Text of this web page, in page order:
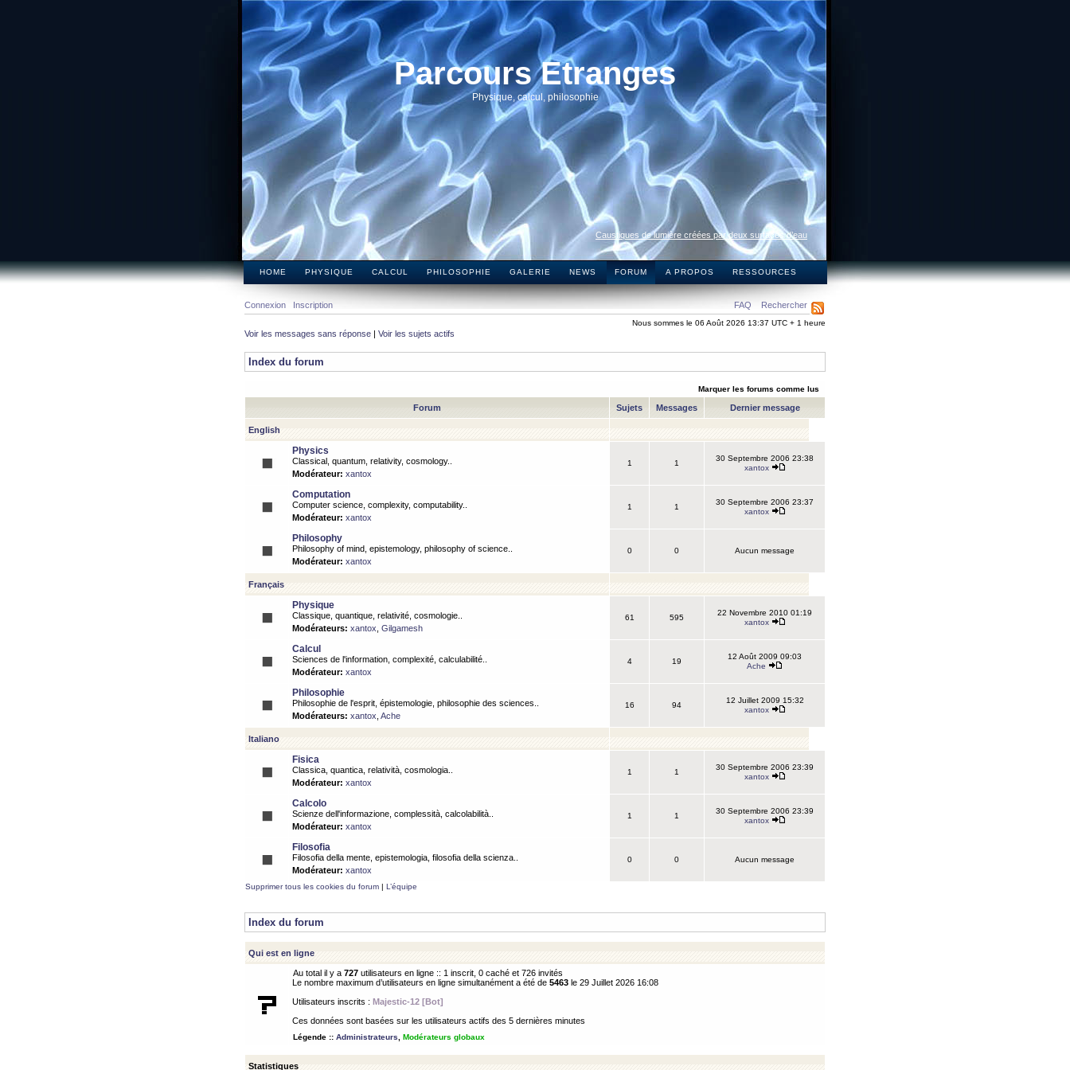
Parcours Etranges
Physique, calcul, philosophie
Caustiques de lumière créées par deux surfaces d’eau
HOME PHYSIQUE CALCUL PHILOSOPHIE GALERIE NEWS FORUM A PROPOS RESSOURCES
FAQ Rechercher
Connexion Inscription
Nous sommes le 06 Août 2026 13:37 UTC + 1 heure
Voir les messages sans réponse | Voir les sujets actifs
Index du forum
Marquer les forums comme lus
Forum Sujets Messages Dernier message
English
Physics
Classical, quantum, relativity, cosmology..
Modérateur: xantox
1 1
30 Septembre 2006 23:38
xantox
Computation
Computer science, complexity, computability..
Modérateur: xantox
1 1
30 Septembre 2006 23:37
xantox
Philosophy
Philosophy of mind, epistemology, philosophy of science..
Modérateur: xantox
0 0 Aucun message
Français
Physique
Classique, quantique, relativité, cosmologie..
Modérateurs: xantox Gilgamesh
61 595
22 Novembre 2010 01:19
xantox
Calcul
Sciences de l'information, complexité, calculabilité..
Modérateur: xantox
4 19
12 Août 2009 09:03
Ache
Philosophie
Philosophie de l'esprit, épistemologie, philosophie des sciences..
Modérateurs: xantox Ache
16 94
12 Juillet 2009 15:32
xantox
Italiano
Fisica
Classica, quantica, relatività, cosmologia..
Modérateur: xantox
1 1
30 Septembre 2006 23:39
xantox
Calcolo
Scienze dell'informazione, complessità, calcolabilità..
Modérateur: xantox
1 1
30 Septembre 2006 23:39
xantox
Filosofia
Filosofia della mente, epistemologia, filosofia della scienza..
Modérateur: xantox
0 0 Aucun message
Supprimer tous les cookies du forum | L’équipe
Index du forum
Qui est en ligne
Au total il y a 727 utilisateurs en ligne :: 1 inscrit, 0 caché et 726 invités
Le nombre maximum d’utilisateurs en ligne simultanément a été de 5463 le 29 Juillet 2026 16:08
Utilisateurs inscrits : Majestic-12 [Bot]
Ces données sont basées sur les utilisateurs actifs des 5 dernières minutes
Légende :: Administrateurs Modérateurs globaux
Statistiques